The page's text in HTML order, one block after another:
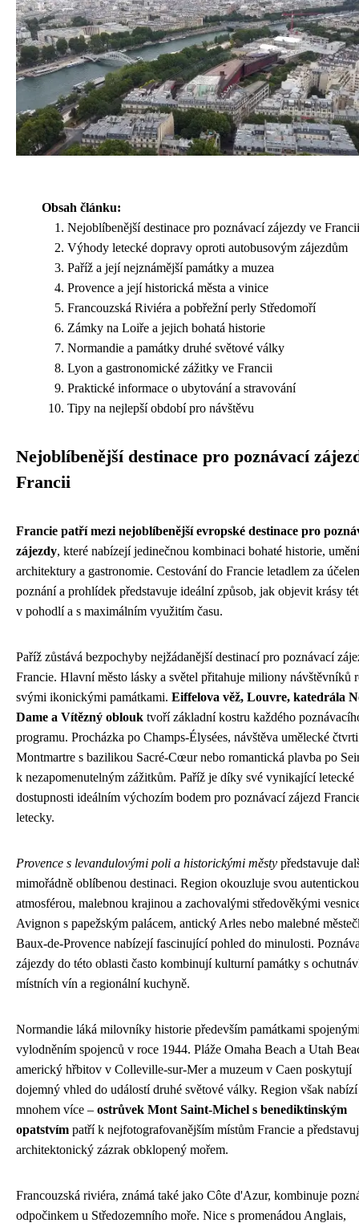
Obsah článku:
Nejoblíbenější destinace pro poznávací zájezdy ve Francii
Výhody letecké dopravy oproti autobusovým zájezdům
Paříž a její nejznámější památky a muzea
Provence a její historická města a vinice
Francouzská Riviéra a pobřežní perly Středomoří
Zámky na Loiře a jejich bohatá historie
Normandie a památky druhé světové války
Lyon a gastronomické zážitky ve Francii
Praktické informace o ubytování a stravování
Tipy na nejlepší období pro návštěvu
Nejoblíbenější destinace pro poznávací
Francii
Francie patří mezi nejoblíbenější evropské destinace pro
zájezdy, které nabízejí jedinečnou kombinaci bohaté historie,
architektury a gastronomie. Cestování do Francie letadlem za
poznání a prohlídek představuje ideální způsob, jak objevit krásy
v pohodlí a s maximálním využitím času.
Paříž zůstává bezpochyby nejžádanější destinací pro poznávací
Francie. Hlavní město lásky a světel přitahuje miliony návštěvníků
svými ikonickými památkami. Eiffelova věž, Louvre, katedrála
Dame a Vítězný oblouk tvoří základní kostru každého
programu. Procházka po Champs-Élysées, návštěva umělecké čtvrti
Montmartre s bazilikou Sacré-Cœur nebo romantická plavba po
k nezapomenutelným zážitkům. Paříž je díky své vynikající letecké
dostupnosti ideálním výchozím bodem pro poznávací zájezd
letecky.
Provence s levandulovými poli a historickými městy představuje
mimořádně oblíbenou destinaci. Region okouzluje svou autentickou
atmosférou, malebnou krajinou a zachovalými středověkými
Avignon s papežským palácem, antický Arles nebo malebné
Baux-de-Provence nabízejí fascinující pohled do minulosti.
zájezdy do této oblasti často kombinují kulturní památky s
místních vín a regionální kuchyně.
Normandie láká milovníky historie především památkami
vylodněním spojenců v roce 1944. Pláže Omaha Beach a Utah
americký hřbitov v Colleville-sur-Mer a muzeum v Caen poskytují
dojemný vhled do událostí druhé světové války. Region však nabízí
mnohem více – ostrůvek Mont Saint-Michel s benediktinským
opatstvím patří k nejfotografovanějším místům Francie a
architektonický zázrak obklopený mořem.
Francouzská riviéra, známá také jako Côte d'Azur, kombinuje
odpočinkem u Středozemního moře. Nice s promenádou Anglais,